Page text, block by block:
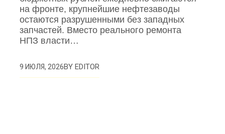
на фронте, крупнейшие нефтезаводы
остаются разрушенными без западных
запчастей. Вместо реального ремонта
НПЗ власти…
9 ИЮЛЯ, 2026BYEDITOR